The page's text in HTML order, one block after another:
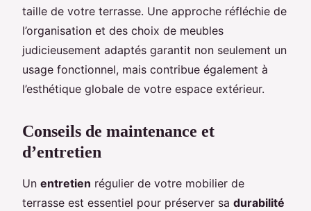
taille de votre terrasse. Une approche réfléchie de
l’organisation et des choix de meubles
judicieusement adaptés garantit non seulement un
usage fonctionnel, mais contribue également à
l’esthétique globale de votre espace extérieur.
Conseils de maintenance et
d’entretien
Un entretien régulier de votre mobilier de
terrasse est essentiel pour préserver sa durabilité